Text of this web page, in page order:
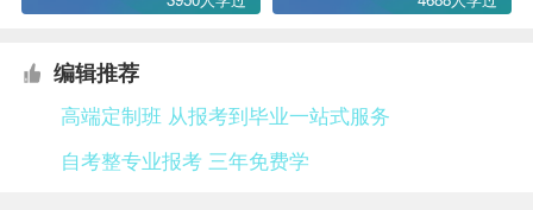
编辑推荐
高端定制班 从报考到毕业一站式服务
自考整专业报考 三年免费学